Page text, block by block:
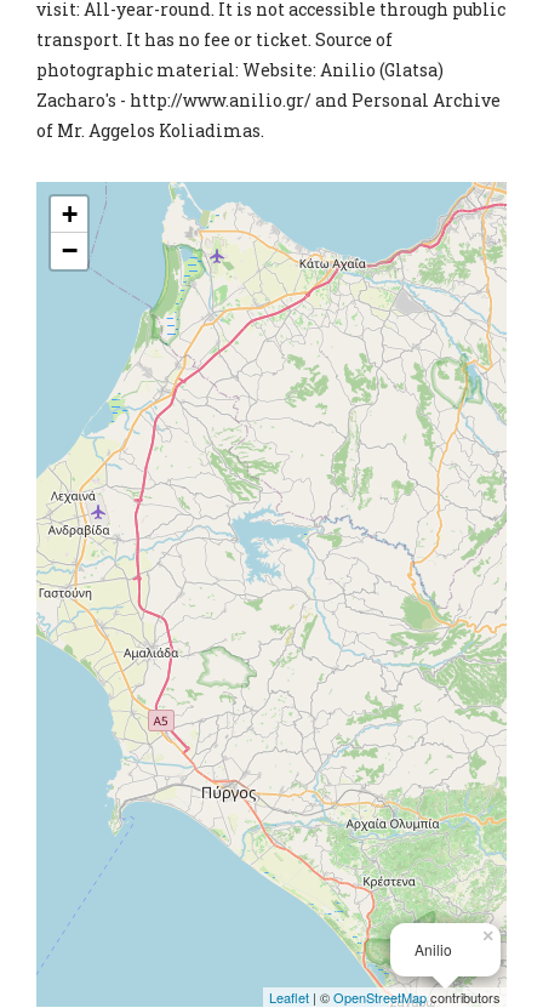
visit: All-year-round. It is not accessible through public
transport. It has no fee or ticket. Source of
photographic material: Website: Anilio (Glatsa)
Zacharo's - http://www.anilio.gr/ and Personal Archive
of Mr. Aggelos Koliadimas.
Anilio
×
+
−
Leaflet | ©OpenStreetMapcontributors